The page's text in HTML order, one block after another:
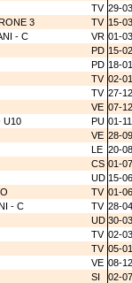
TV 29-
3 TV 15-
- C VR 01-
PD 15-
PD 18-
TV 02-
TV 27-
VE 07-
U10 PU 01-
VE 28-
LE 20-
CS 01-
UD 15-
TV 01-
- C TV 28-
UD 30-
TV 02-
TV 05-
VE 08-
SI 02-